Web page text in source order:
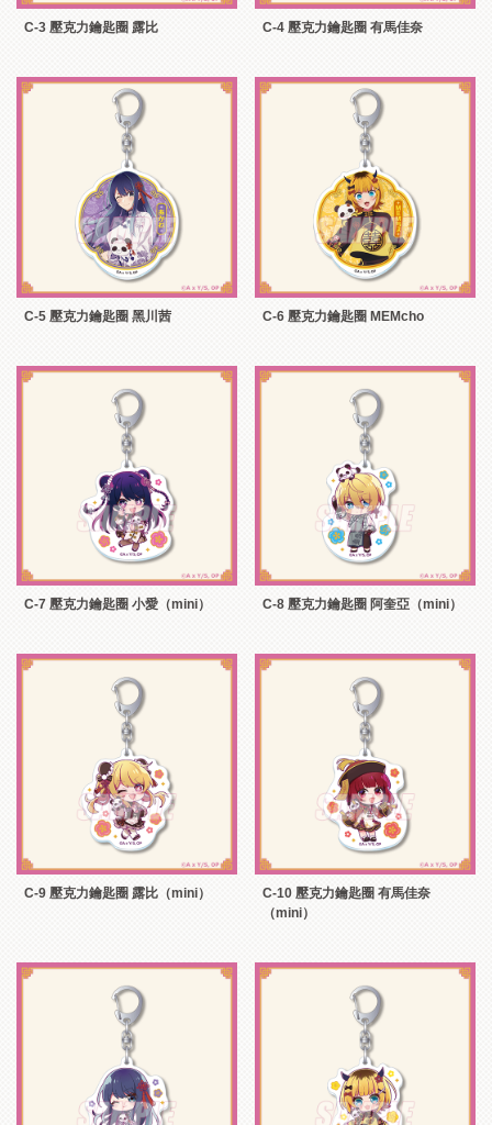
C-3 壓克力鑰匙圈 露比 C-4 壓克力鑰匙圈 有馬佳奈
C-5 壓克力鑰匙圈 黑川茜 C-6 壓克力鑰匙圈 MEMcho
C-7 壓克力鑰匙圈 小愛（mini） C-8 壓克力鑰匙圈 阿奎亞（mini）
C-9 壓克力鑰匙圈 露比（mini）
C-10 壓克力鑰匙圈 有馬佳奈
（mini）